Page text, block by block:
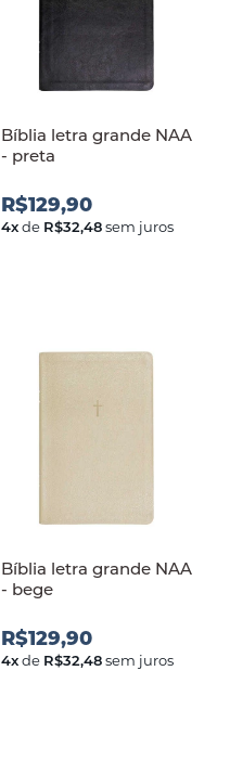
Bíblia letra grande NAA
- preta
R$129,90
4xde R$32,48sem juros
Bíblia letra grande NAA
- bege
R$129,90
4xde R$32,48sem juros